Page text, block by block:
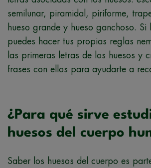
semilunar, piramidal, piriforme,
hueso grande y hueso ganchoso. Si
puedes hacer tus propias reglas
las primeras letras de los huesos y
frases con ellos para ayudarte a
¿Para qué sirve
huesos del cuerpo
Saber los huesos del cuerpo es